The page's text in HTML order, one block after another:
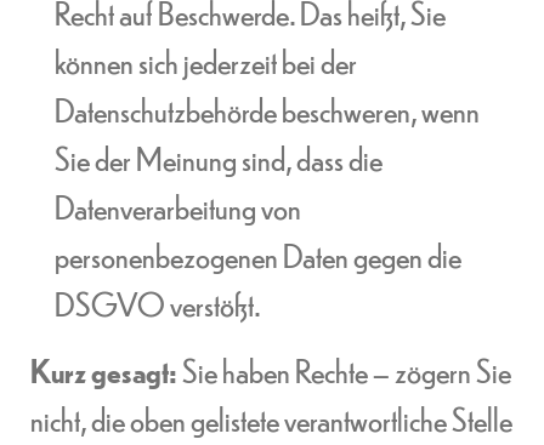
Recht auf Beschwerde. Das heißt, Sie
können sich jederzeit bei der
Datenschutzbehörde beschweren, wenn
Sie der Meinung sind, dass die
Datenverarbeitung von
personenbezogenen Daten gegen die
DSGVO verstößt.
Kurz gesagt:Sie haben Rechte – zögern Sie
nicht, die oben gelistete verantwortliche Stelle